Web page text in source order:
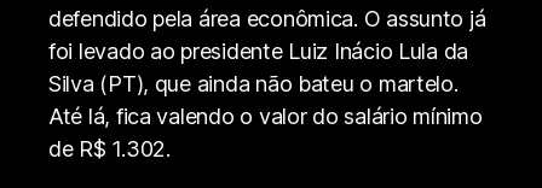
defendido pela área econômica. O assunto já
foi levado ao presidente Luiz Inácio Lula da
Silva (PT), que ainda não bateu o martelo.
Até lá, fica valendo o valor do salário mínimo
de R$ 1.302.